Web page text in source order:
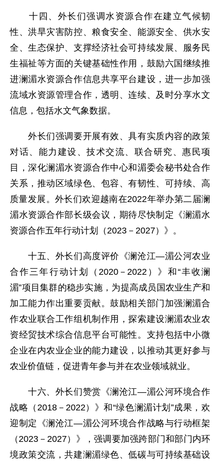
十四、外长们强调水资源合作在建立气候韧
性、洪旱灾害防控、粮食安全、能源安全、供水安
全、生态保护、支撑经济社会可持续发展、服务民
生福祉等方面的关键基础性作用，鼓励六国继续推
进澜湄水资源合作信息共享平台建设，进一步加强
流域水资源管理合作，透明、连续、及时分享水文
信息，包括水文气象数据。
外长们强调要开展有效、具有实质内容的政策
对话、能力建设、技术交流、联合研究、惠民项
目，深化澜湄水资源合作中心和湄委会秘书处合作
关系，推动区域绿色、包容、有韧性、可持续、高
质量发展。外长们欢迎越南在2022年举办第二届澜
湄水资源合作部长级会议，期待尽快制定《澜湄水
资源合作五年行动计划（2023－2027）》。
十五、外长们高度评价《澜沧江—湄公河农业
合作三年行动计划（2020－2022）》和“丰收澜
湄”项目集群的稳步实施，为提高成员国农业生产和
加工能力作出重要贡献。鼓励相关部门加强澜湄合
作农业联合工作组机制作用，探索建设澜湄农业农
资经贸技术综合信息平台可能性。支持包括中小微
企业在内农业企业的能力建设，以推动其更好参与
农业价值链，促进青年参与并在农业领域就业。
十六、外长们赞赏《澜沧江—湄公河环境合作
战略（2018－2022）》和“绿色澜湄计划”成果，欢
迎制定《澜沧江—湄公河环境合作战略与行动框架
（2023－2027）》，强调要加强跨部门和部门内环
境政策交流，共建澜湄绿色、低碳与可持续基础设